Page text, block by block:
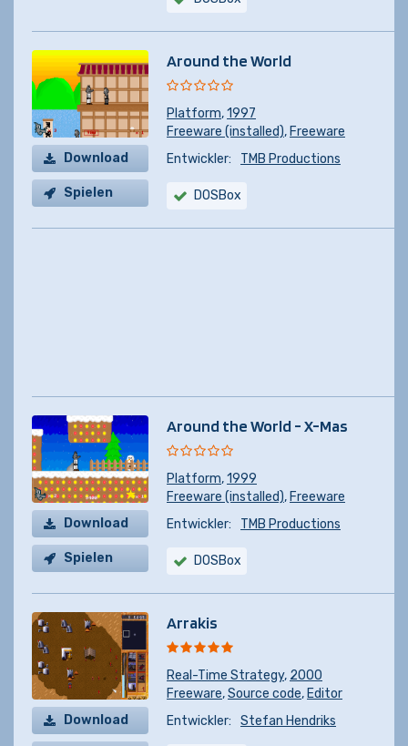
Download
Spielen
Around the World
Platform,1997
Freeware (installed), Freeware
Entwickler:
TMB Productions
DOSBox
Download
Spielen
Around the World - X-Mas
Platform,1999
Freeware (installed), Freeware
Entwickler:
TMB Productions
DOSBox
Download
Arrakis
Real-Time Strategy, 2000
Freeware,Source code, Editor
Entwickler:
Stefan Hendriks